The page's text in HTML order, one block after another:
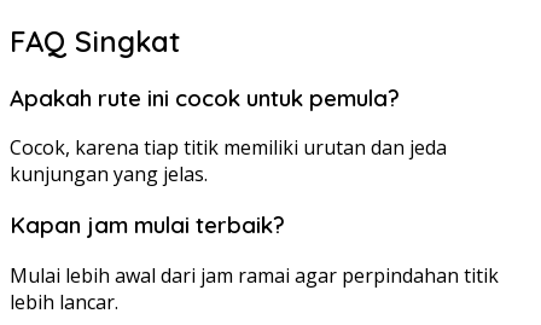
FAQ Singkat
Apakah rute ini cocok untuk pemula?
Cocok, karena tiap titik memiliki urutan dan jeda
kunjungan yang jelas.
Kapan jam mulai terbaik?
Mulai lebih awal dari jam ramai agar perpindahan titik
lebih lancar.